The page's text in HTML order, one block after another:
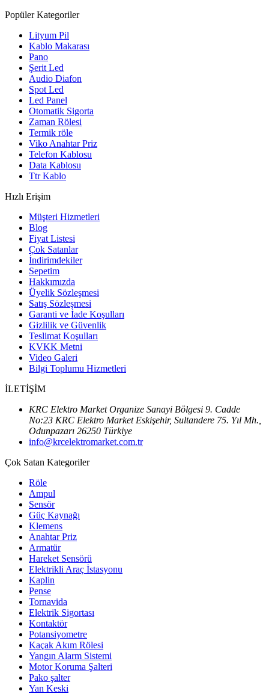
Popüler Kategoriler
Lityum Pil
Kablo Makarası
Pano
Şerit Led
Audio Diafon
Spot Led
Led Panel
Otomatik Sigorta
Zaman Rölesi
Termik röle
Viko Anahtar Priz
Telefon Kablosu
Data Kablosu
Ttr Kablo
Hızlı Erişim
Müşteri Hizmetleri
Blog
Fiyat Listesi
Çok Satanlar
İndirimdekiler
Sepetim
Hakkımızda
Üyelik Sözleşmesi
Satış Sözleşmesi
Garanti ve İade Koşulları
Gizlilik ve Güvenlik
Teslimat Koşulları
KVKK Metni
Video Galeri
Bilgi Toplumu Hizmetleri
İLETİŞİM
KRC Elektro Market Organize Sanayi Bölgesi 9. Cadde
No:23 KRC Elektro Market Eskişehir, Sultandere 75. Yıl Mh.,
Odunpazarı 26250 Türkiye
info@krcelektromarket.com.tr
Çok Satan Kategoriler
Röle
Ampul
Sensör
Güç Kaynağı
Klemens
Anahtar Priz
Armatür
Hareket Sensörü
Elektrikli Araç İstasyonu
Kaplin
Pense
Tornavida
Elektrik Sigortası
Kontaktör
Potansiyometre
Kaçak Akım Rölesi
Yangın Alarm Sistemi
Motor Koruma Şalteri
Pako şalter
Yan Keski